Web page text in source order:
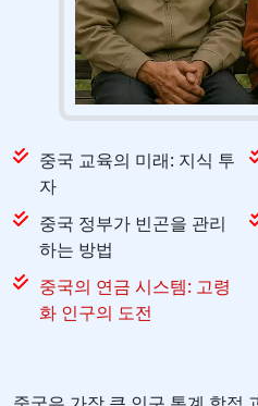
중국 교육의 미래: 지식 투
자
중국 정부가 빈곤을 관리
하는 방법
중국의 연금 시스템: 고령
화 인구의 도전